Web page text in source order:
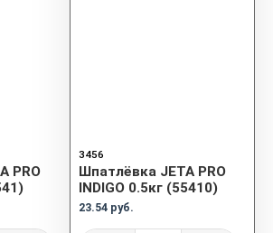
PRO
3456
Шпатлёвка JETA PRO
INDIGO 0.5кг (55410)
23.54 руб.